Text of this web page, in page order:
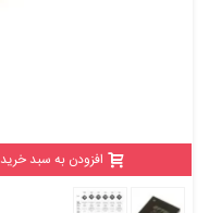
افزودن به سبد خرید